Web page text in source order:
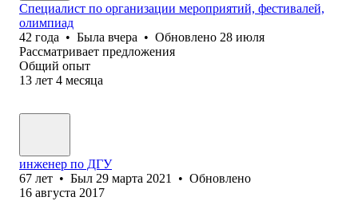
Специалист по организации мероприятий, фестивалей,
олимпиад
42 года • Была вчера • Обновлено 28 июля
Рассматривает предложения
Общий опыт
13 лет 4 месяца
инженер по ДГУ
67 лет • Был 29 марта 2021 • Обновлено
16 августа 2017